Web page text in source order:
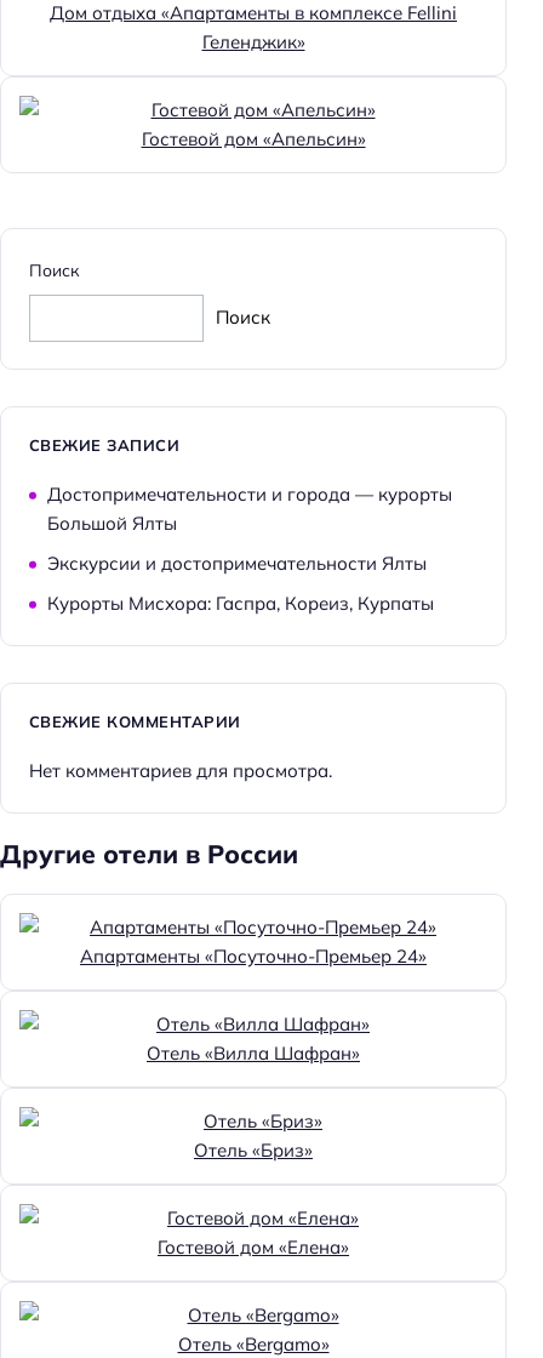
Пляжная линия: 2-я линия
Дом отдыха «Апартаменты в комплексе Fellini
Геленджик»
Гостевой дом «Апельсин»
Поиск
Поиск
СВЕЖИЕ ЗАПИСИ
Достопримечательности и города — курорты
Большой Ялты
Экскурсии и достопримечательности Ялты
Курорты Мисхора: Гаспра, Кореиз, Курпаты
СВЕЖИЕ КОММЕНТАРИИ
Нет комментариев для просмотра.
Другие отели в России
Апартаменты «Посуточно-Премьер 24»
Отель «Вилла Шафран»
Отель «Бриз»
Гостевой дом «Елена»
Отель «Bergamo»